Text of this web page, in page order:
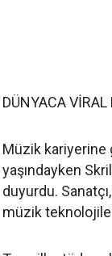
DÜNYACA
Müzik kariyerine
yaşındayken
duyurdu.
müzik